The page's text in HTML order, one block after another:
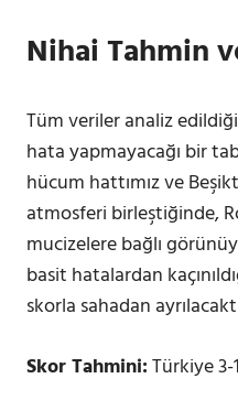
Nihai Tahmin
Tüm veriler analiz
hata yapmayacağı bir
hücum hattımız ve
atmosferi birleştiğinde,
mucizelere bağlı
basit hatalardan
skorla sahadan
Skor Tahmini:Türkiye